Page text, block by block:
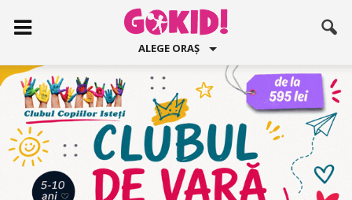
ALEGE ORAȘ